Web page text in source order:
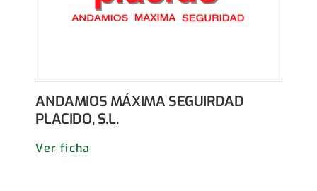
ANDAMIOS MÁXIMA SEGUIRDAD
PLACIDO, S.L.
Ver ficha